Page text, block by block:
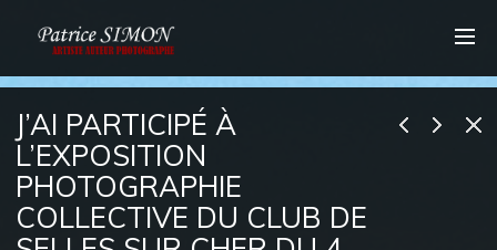
J’AI PARTICIPÉ À
L’EXPOSITION
PHOTOGRAPHIE
COLLECTIVE DU CLUB DE